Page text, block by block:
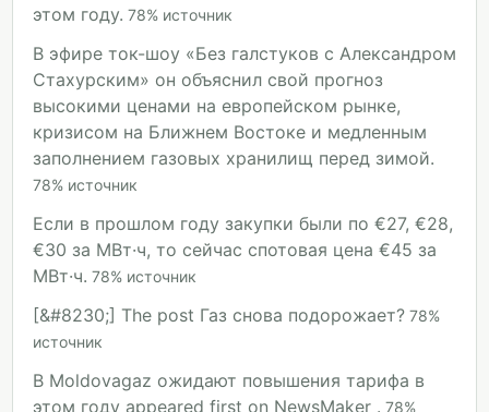
этом году. 78% источник
В эфире ток-шоу «Без галстуков с Александром
Стахурским» он объяснил свой прогноз
высокими ценами на европейском рынке,
кризисом на Ближнем Востоке и медленным
заполнением газовых хранилищ перед зимой.
78% источник
Если в прошлом году закупки были по €27, €28,
€30 за МВт·ч, то сейчас спотовая цена €45 за
МВт·ч. 78% источник
[&#8230;] The post Газ снова подорожает? 78%
источник
В Moldovagaz ожидают повышения тарифа в
этом году appeared first on NewsMaker . 78%